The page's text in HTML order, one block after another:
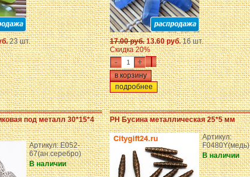
23 шт.
17.00 руб.13.60 руб.16 шт.
Скидка 20%
- +
подробнее
под металл 30*15*4
Артикул: E052-
67(ан.серебро)
В наличии
PH Бусина металлическая 25*5 мм
Артикул:
F0480Y(медь)
В наличии